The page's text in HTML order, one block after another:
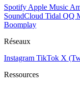
Spotify Apple Music
SoundCloud Tidal QQ
Boomplay
Réseaux
Instagram TikTok X
Ressources